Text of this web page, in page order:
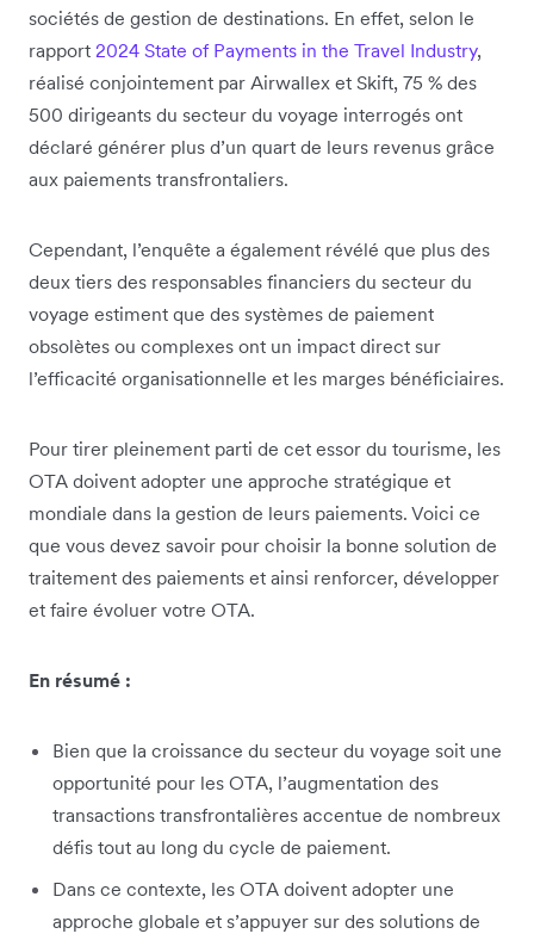
sociétés de gestion de destinations. En effet, selon le
rapport 2024 State of Payments in the Travel Industry,
réalisé conjointement par Airwallex et Skift, 75 % des
500 dirigeants du secteur du voyage interrogés ont
déclaré générer plus d’un quart de leurs revenus grâce
aux paiements transfrontaliers.
Cependant, l’enquête a également révélé que plus des
deux tiers des responsables financiers du secteur du
voyage estiment que des systèmes de paiement
obsolètes ou complexes ont un impact direct sur
l’efficacité organisationnelle et les marges bénéficiaires.
Pour tirer pleinement parti de cet essor du tourisme, les
OTA doivent adopter une approche stratégique et
mondiale dans la gestion de leurs paiements. Voici ce
que vous devez savoir pour choisir la bonne solution de
traitement des paiements et ainsi renforcer, développer
et faire évoluer votre OTA.
En résumé :
Bien que la croissance du secteur du voyage soit une
opportunité pour les OTA, l’augmentation des
transactions transfrontalières accentue de nombreux
défis tout au long du cycle de paiement.
Dans ce contexte, les OTA doivent adopter une
approche globale et s’appuyer sur des solutions de